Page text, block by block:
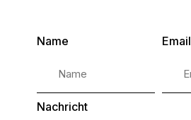
Name Email
Nachricht